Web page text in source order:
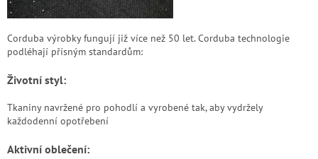
Corduba výrobky fungují již více než 50 let. Corduba technologie
podléhají přísným standardům:
Životní styl:
Tkaniny navržené pro pohodlí a vyrobené tak, aby vydržely
každodenní opotřebení
Aktivní oblečení: